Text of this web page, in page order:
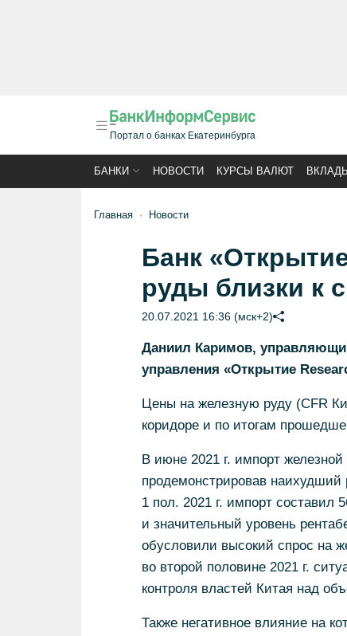
Портал о банках Екатеринбурга
БАНКИ НОВОСТИ КУРСЫ ВАЛЮТ ВКЛАДЫ
Главная Новости
Банк
руды близки к
20.07.2021 16:36 (мск+2)
Даниил Каримов,
управления «Открытие
Цены на железную руду (CFR
коридоре и по итогам
В июне 2021 г. импорт
продемонстрировав наихудший
1 пол. 2021 г. импорт составил
и значительный уровень
обусловили высокий спрос на
во второй половине 2021 г.
контроля властей Китая над
Также негативное влияние на